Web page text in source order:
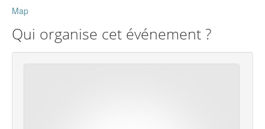
Map
Qui organise cet événement ?